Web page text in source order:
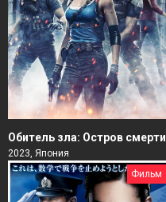
Обитель зла: Остров смерти
2023, Япония
Фильм